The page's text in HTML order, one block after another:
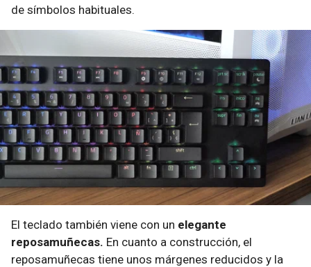
de símbolos habituales.
El teclado también viene con un elegante
reposamuñecas. En cuanto a construcción, el
reposamuñecas tiene unos márgenes reducidos y la